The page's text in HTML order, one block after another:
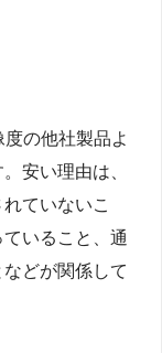
の他社製品よ
安い理由は、
ていないこ
いること、通
どが関係して